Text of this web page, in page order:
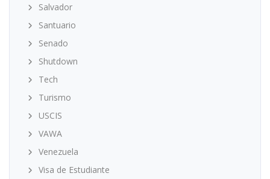
Salvador
Santuario
Senado
Shutdown
Tech
Turismo
USCIS
VAWA
Venezuela
Visa de Estudiante